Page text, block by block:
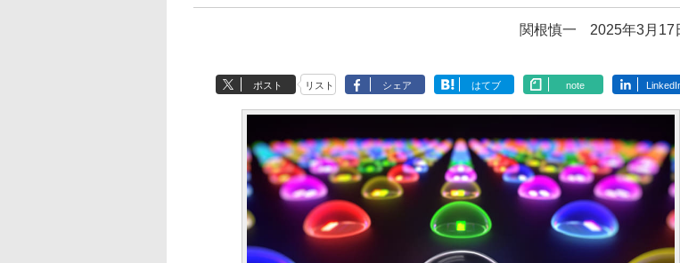
関根慎一 2025年3月17
ポスト リスト シェア はてブ note